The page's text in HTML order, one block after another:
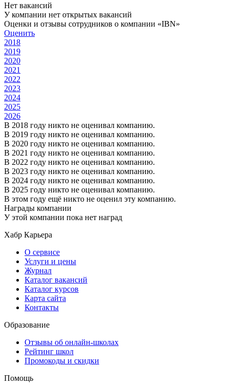
Нет вакансий
У компании нет открытых вакансий
Оценки и отзывы сотрудников о компании «IBN»
Оценить
2018
2019
2020
2021
2022
2023
2024
2025
2026
В 2018 году никто не оценивал компанию.
В 2019 году никто не оценивал компанию.
В 2020 году никто не оценивал компанию.
В 2021 году никто не оценивал компанию.
В 2022 году никто не оценивал компанию.
В 2023 году никто не оценивал компанию.
В 2024 году никто не оценивал компанию.
В 2025 году никто не оценивал компанию.
В этом году ещё никто не оценил эту компанию.
Награды компании
У этой компании пока нет наград
Хабр Карьера
О сервисе
Услуги и цены
Журнал
Каталог вакансий
Каталог курсов
Карта сайта
Контакты
Образование
Отзывы об онлайн-школах
Рейтинг школ
Промокоды и скидки
Помощь